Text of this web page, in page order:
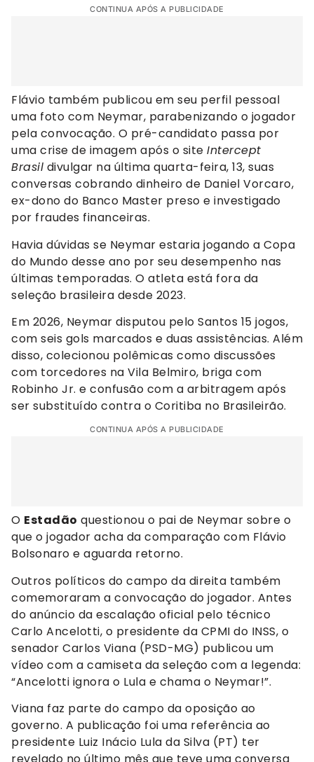
CONTINUA APÓS A PUBLICIDADE
Flávio também publicou em seu perfil pessoal
uma foto com Neymar, parabenizando o jogador
pela convocação. O pré-candidato passa por
uma crise de imagem após o site Intercept
Brasil divulgar na última quarta-feira, 13, suas
conversas cobrando dinheiro de Daniel Vorcaro,
ex-dono do Banco Master preso e investigado
por fraudes financeiras.
Havia dúvidas se Neymar estaria jogando a Copa
do Mundo desse ano por seu desempenho nas
últimas temporadas. O atleta está fora da
seleção brasileira desde 2023.
Em 2026, Neymar disputou pelo Santos 15 jogos,
com seis gols marcados e duas assistências. Além
disso, colecionou polêmicas como discussões
com torcedores na Vila Belmiro, briga com
Robinho Jr. e confusão com a arbitragem após
ser substituído contra o Coritiba no Brasileirão.
CONTINUA APÓS A PUBLICIDADE
O Estadão questionou o pai de Neymar sobre o
que o jogador acha da comparação com Flávio
Bolsonaro e aguarda retorno.
Outros políticos do campo da direita também
comemoraram a convocação do jogador. Antes
do anúncio da escalação oficial pelo técnico
Carlo Ancelotti, o presidente da CPMI do INSS, o
senador Carlos Viana (PSD-MG) publicou um
vídeo com a camiseta da seleção com a legenda:
“Ancelotti ignora o Lula e chama o Neymar!”.
Viana faz parte do campo da oposição ao
governo. A publicação foi uma referência ao
presidente Luiz Inácio Lula da Silva (PT) ter